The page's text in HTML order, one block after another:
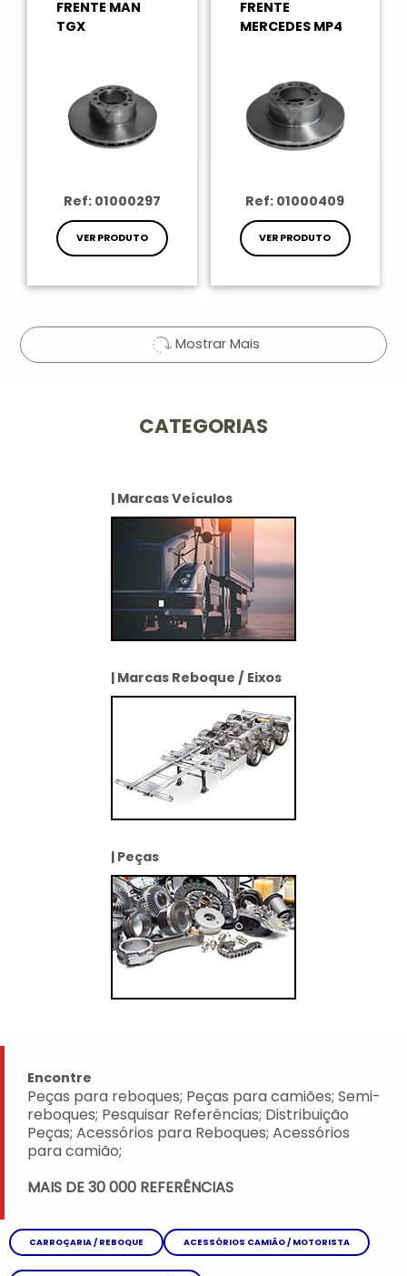
FRENTE MAN
TGX
Ref: 01000297
VER PRODUTO
FRENTE
MERCEDES MP4
Ref: 01000409
VER PRODUTO
Mostrar Mais
CATEGORIAS
| Marcas Veículos
| Marcas Reboque / Eixos
| Peças
Encontre
Peças para reboques; Peças para camiões; Semi-
reboques; Pesquisar Referências; Distribuição
Peças; Acessórios para Reboques; Acessórios
para camião;
MAIS DE 30 000 REFERÊNCIAS
CARROÇARIA / REBOQUE ACESSÓRIOS CAMIÃO / MOTORISTA